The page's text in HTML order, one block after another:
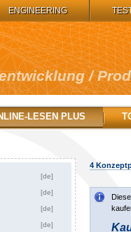
/
4
[de]
[de]
[de]
[de]
LESEN PLUS
ENGINEERING